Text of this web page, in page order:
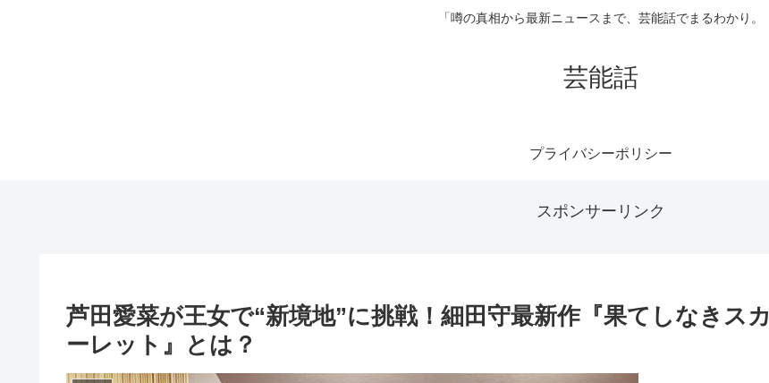
「噂の真相から最新ニュースまで、芸能話でまるわかり。
芸能話
プライバシーポリシー
スポンサーリンク
芦田愛菜が王女で“新境地”に挑戦！細田守最新作『果てしなきスカ
ーレット』とは？